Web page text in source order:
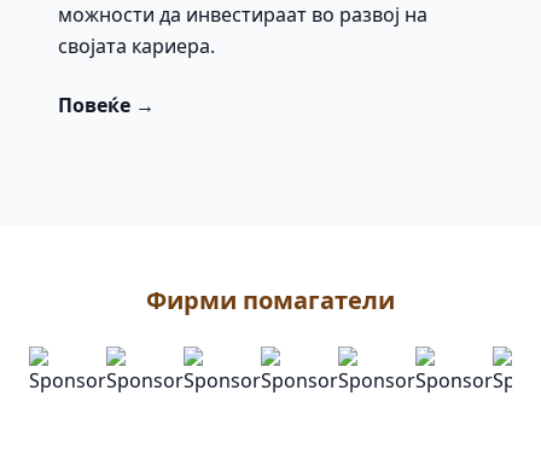
можности да инвестираат во развој на
својата кариера.
Повеќе →
Фирми помагатели